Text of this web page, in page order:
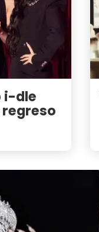
i-dle